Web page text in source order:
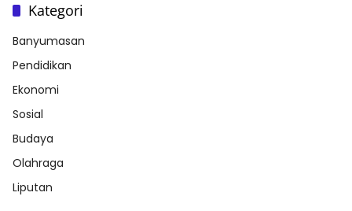
Kategori
Banyumasan
Pendidikan
Ekonomi
Sosial
Budaya
Olahraga
Liputan